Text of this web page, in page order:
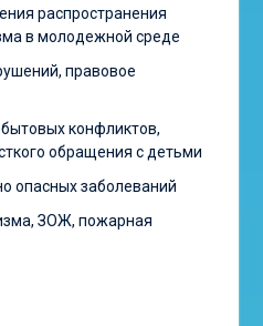
распространения
в молодежной среде
правовое
конфликтов,
обращения с детьми
опасных заболеваний
ЗОЖ, пожарная